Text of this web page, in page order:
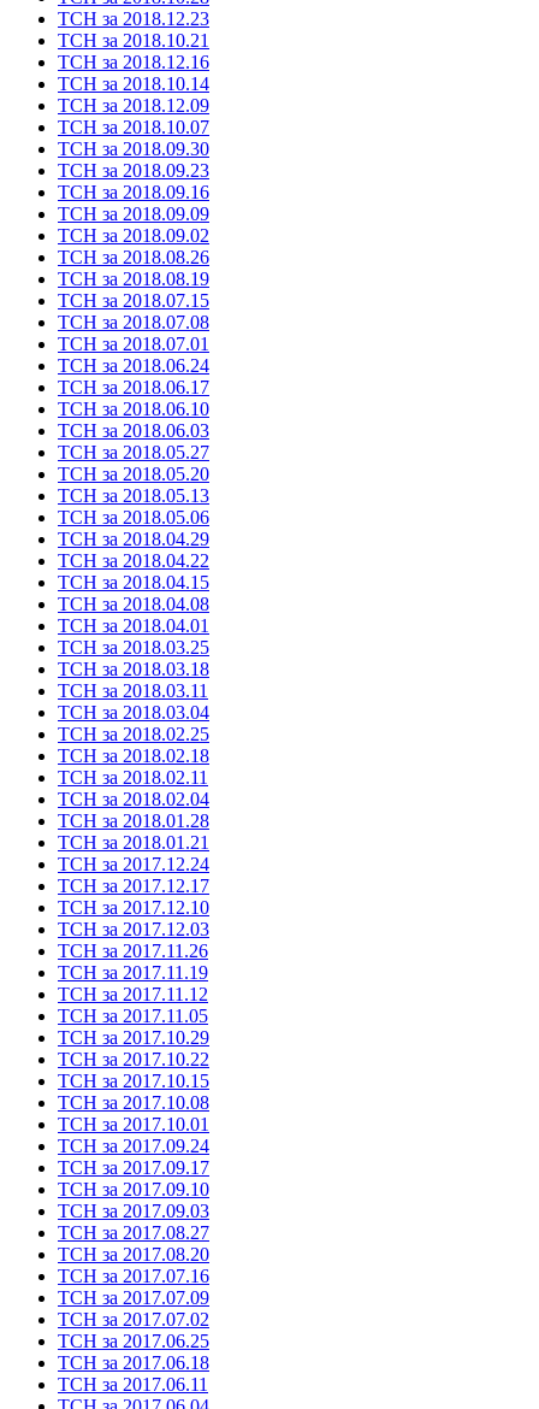
ТСН за 2018.12.23
ТСН за 2018.10.21
ТСН за 2018.12.16
ТСН за 2018.10.14
ТСН за 2018.12.09
ТСН за 2018.10.07
ТСН за 2018.09.30
ТСН за 2018.09.23
ТСН за 2018.09.16
ТСН за 2018.09.09
ТСН за 2018.09.02
ТСН за 2018.08.26
ТСН за 2018.08.19
ТСН за 2018.07.15
ТСН за 2018.07.08
ТСН за 2018.07.01
ТСН за 2018.06.24
ТСН за 2018.06.17
ТСН за 2018.06.10
ТСН за 2018.06.03
ТСН за 2018.05.27
ТСН за 2018.05.20
ТСН за 2018.05.13
ТСН за 2018.05.06
ТСН за 2018.04.29
ТСН за 2018.04.22
ТСН за 2018.04.15
ТСН за 2018.04.08
ТСН за 2018.04.01
ТСН за 2018.03.25
ТСН за 2018.03.18
ТСН за 2018.03.11
ТСН за 2018.03.04
ТСН за 2018.02.25
ТСН за 2018.02.18
ТСН за 2018.02.11
ТСН за 2018.02.04
ТСН за 2018.01.28
ТСН за 2018.01.21
ТСН за 2017.12.24
ТСН за 2017.12.17
ТСН за 2017.12.10
ТСН за 2017.12.03
ТСН за 2017.11.26
ТСН за 2017.11.19
ТСН за 2017.11.12
ТСН за 2017.11.05
ТСН за 2017.10.29
ТСН за 2017.10.22
ТСН за 2017.10.15
ТСН за 2017.10.08
ТСН за 2017.10.01
ТСН за 2017.09.24
ТСН за 2017.09.17
ТСН за 2017.09.10
ТСН за 2017.09.03
ТСН за 2017.08.27
ТСН за 2017.08.20
ТСН за 2017.07.16
ТСН за 2017.07.09
ТСН за 2017.07.02
ТСН за 2017.06.25
ТСН за 2017.06.18
ТСН за 2017.06.11